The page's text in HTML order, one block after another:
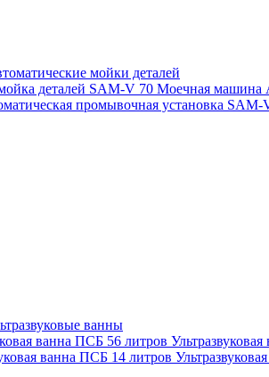
мойки деталей
деталей SAM-V 70 Моечная
промывочная установка SAM-
ванны
ванна ПСБ 56 литров
ванна ПСБ 14 литров